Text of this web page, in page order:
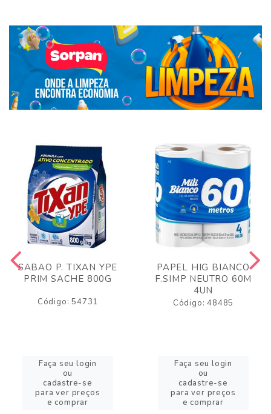
SABAO P. TIXAN YPE
PRIM SACHE 800G
Código: 54731
Faça seu login
ou
cadastre-se
para ver preços
e comprar
PAPEL HIG BIANCO
F.SIMP NEUTRO 60M
4UN
Código: 48485
Faça seu login
ou
cadastre-se
para ver preços
e comprar